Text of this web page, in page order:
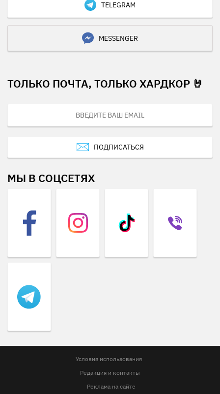
TELEGRAM
MESSENGER
ТОЛЬКО ПОЧТА, ТОЛЬКО ХАРДКОР 🤘
ПОДПИСАТЬСЯ
МЫ В СОЦСЕТЯХ
Условия использования
Редакция и контакты
Реклама на сайте